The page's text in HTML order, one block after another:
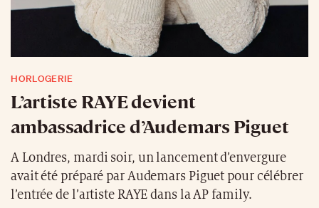
HORLOGERIE
L’artiste RAYE devient
ambassadrice d’Audemars Piguet
A Londres, mardi soir, un lancement d’envergure
avait été préparé par Audemars Piguet pour célébrer
l’entrée de l’artiste RAYE dans la AP family.